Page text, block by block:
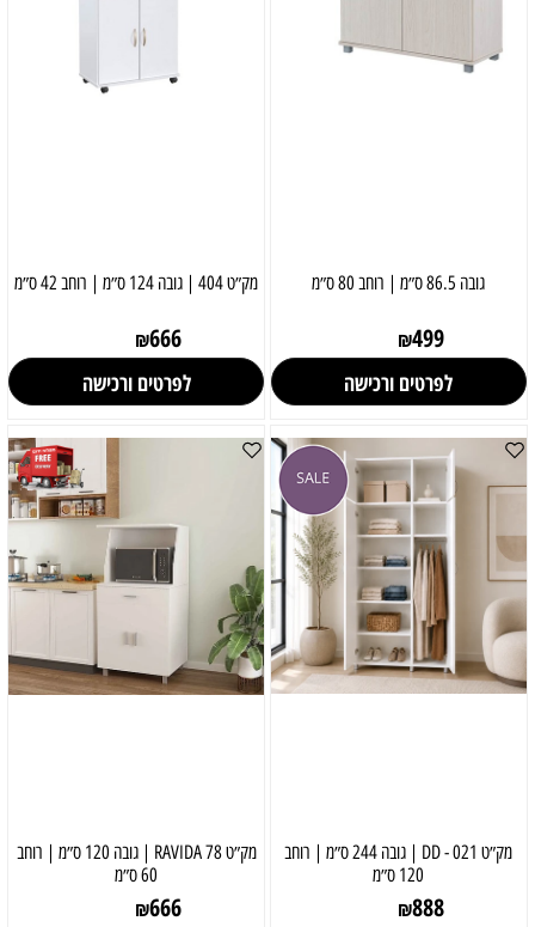
גובה 86.5 ס״מ | רוחב 80 ס״מ
₪499
לפרטים ורכישה
מק״ט 404 | גובה 124 ס״מ | רוחב 42 ס״מ
₪666
לפרטים ורכישה
מק״ט 021 - DD | גובה 244 ס״מ | רוחב
120 ס״מ
₪888
מק״ט 78 RAVIDA | גובה 120 ס״מ | רוחב
60 ס״מ
₪666